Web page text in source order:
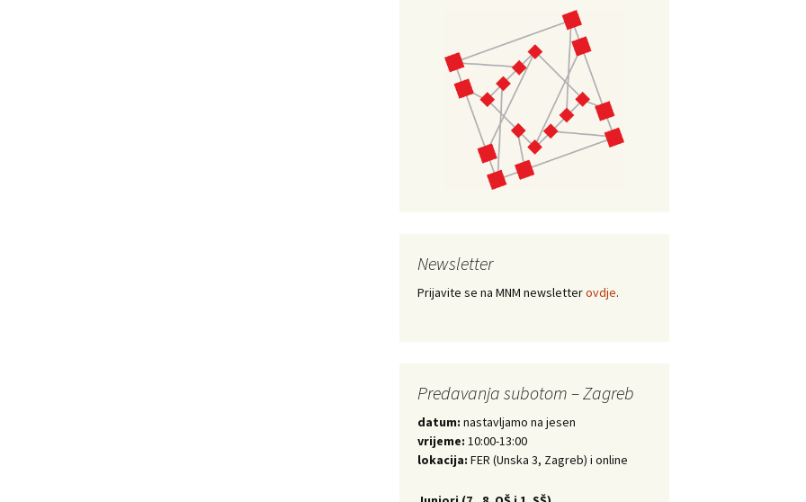
Newsletter
Prijavite se na MNM newsletterovdje.
Predavanja subotom – Zagreb
datum: nastavljamo na jesen
vrijeme: 10:00-13:00
lokacija: FER (Unska 3, Zagreb) i online